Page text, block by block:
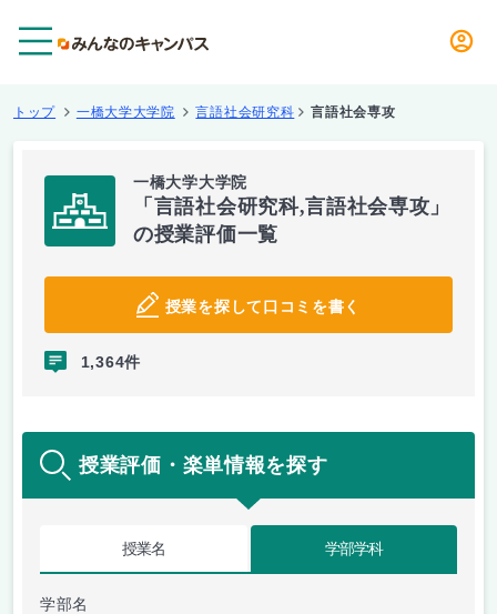
トップ 一橋大学大学院 言語社会研究科 言語社会専攻
一橋大学大学院
「言語社会研究科,言語社会専攻」
の授業評価一覧
授業を探して口コミを書く
1,364件
授業評価・楽単情報を探す
授業名 学部学科
学部名